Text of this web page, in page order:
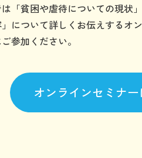
「貧困や虐待についての現状
について詳しくお伝えするオ
参加ください。
オンラインセミナ